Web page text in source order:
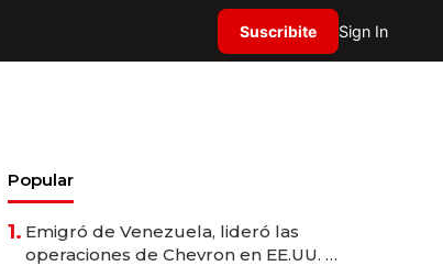
Suscribite Sign In
Popular
1. Emigró de Venezuela, lideró las
operaciones de Chevron en EE.UU. y